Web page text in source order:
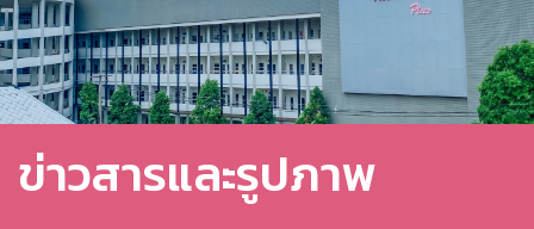
ข่าวสารและรูปภาพ